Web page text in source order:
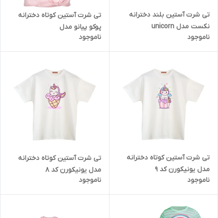
تی شرت آستین بلند دخترانه
نکست مدل unicorn
ناموجود
تی شرت آستین کوتاه دخترانه
پوکو پیانو مدل
یونیکورن مجموعه دو عددی
ناموجود
تی شرت آستین کوتاه دخترانه
مدل یونیکورن کد 9
ناموجود
تی شرت آستین کوتاه دخترانه
مدل یونیکورن کد 8
ناموجود